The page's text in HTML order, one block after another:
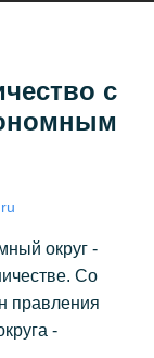
с
округ -
Со
правления
-